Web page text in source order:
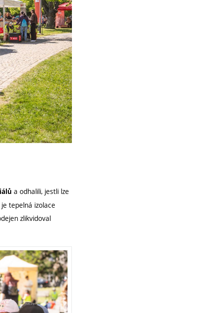
a odhalili, jestli lze
tepelná izolace
zlikvidoval